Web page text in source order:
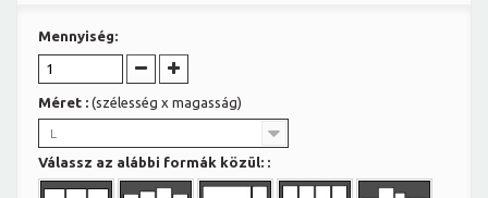
Mennyiség:
Méret : (szélesség x magasság)
L
Válassz az alábbi formák közül: :